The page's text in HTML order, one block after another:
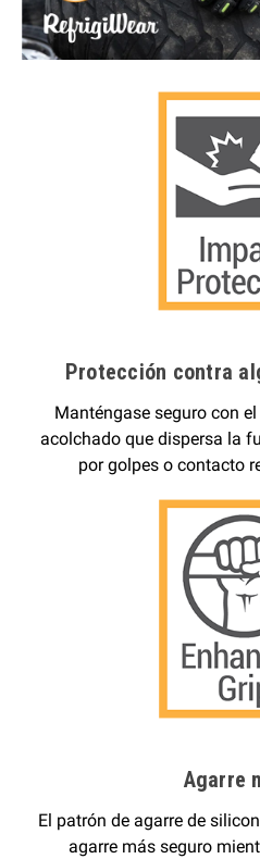
Protección contra
Manténgase seguro con
acolchado que dispersa la
por golpes o contacto
Agarre
El patrón de agarre de
agarre más seguro